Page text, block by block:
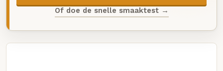
Of doe de snelle smaaktest →